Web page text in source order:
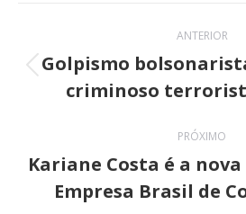
Navegação
de
post:
ANTERIOR
Post
Golpismo
criminoso
PRÓXIMO
post:
Kariane Costa é a
Empresa Brasil de